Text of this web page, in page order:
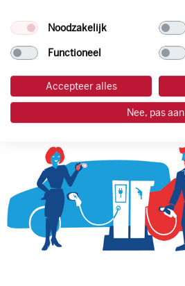
laadpas aanvragen
Noodzakelijk
Functioneel
Accepteer alles
Nee, pas aan